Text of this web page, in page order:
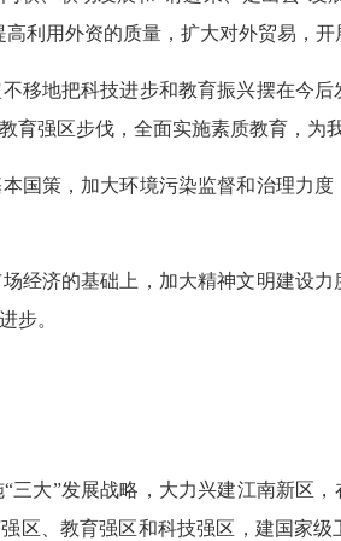
利用外资的质量，扩大对外贸易，
地把科技进步和教育振兴摆在今后
育强区步伐，全面实施素质教育，为
策，加大环境污染监督和治理力度
济的基础上，加大精神文明建设力
步。
”发展战略，大力兴建江南新区，
区、教育强区和科技强区，建国家